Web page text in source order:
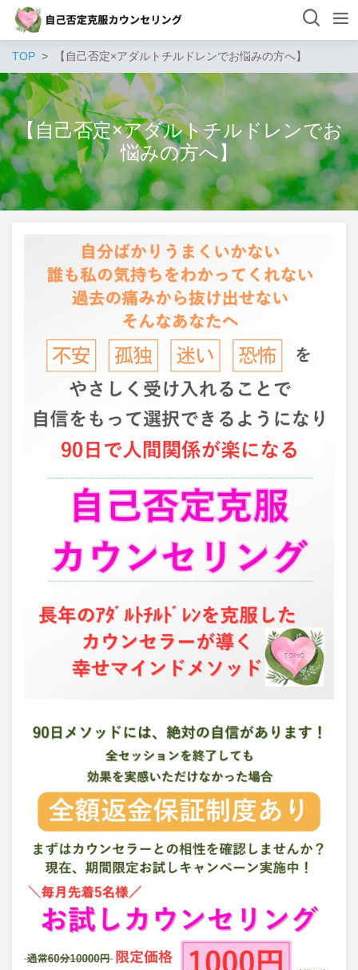
TOP 【自己否定×アダルトチルドレンでお悩みの方へ】
【自己否定×アダルトチルドレンでお
悩みの方へ】